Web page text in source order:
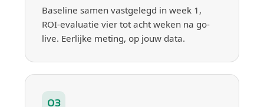
Baseline samen vastgelegd in week 1,
ROI-evaluatie vier tot acht weken na go-
live. Eerlijke meting, op jouw data.
03